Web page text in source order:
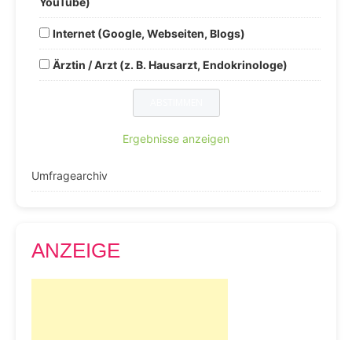
Internet (Google, Webseiten, Blogs)
Ärztin / Arzt (z. B. Hausarzt, Endokrinologe)
Ergebnisse anzeigen
Umfragearchiv
ANZEIGE